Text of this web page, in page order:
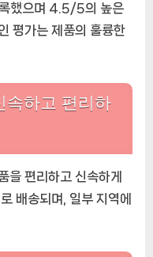
했으며 4.5/5의 높은
평가는 제품의 훌륭한
속하고 편리하
을 편리하고 신속하게
배송되며, 일부 지역에